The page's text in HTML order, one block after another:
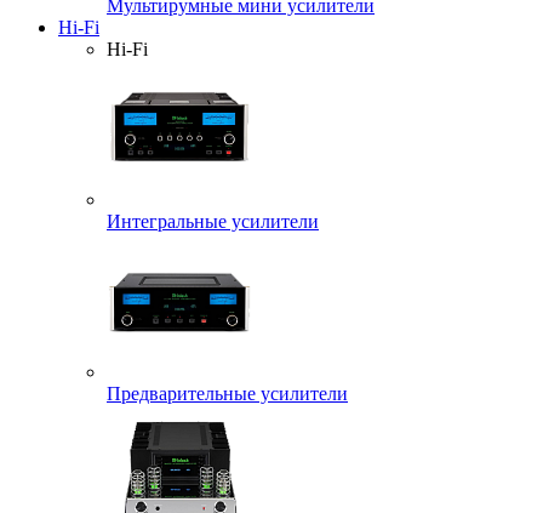
Мультирумные мини усилители
Hi-Fi
Hi-Fi
Интегральные усилители
Предварительные усилители